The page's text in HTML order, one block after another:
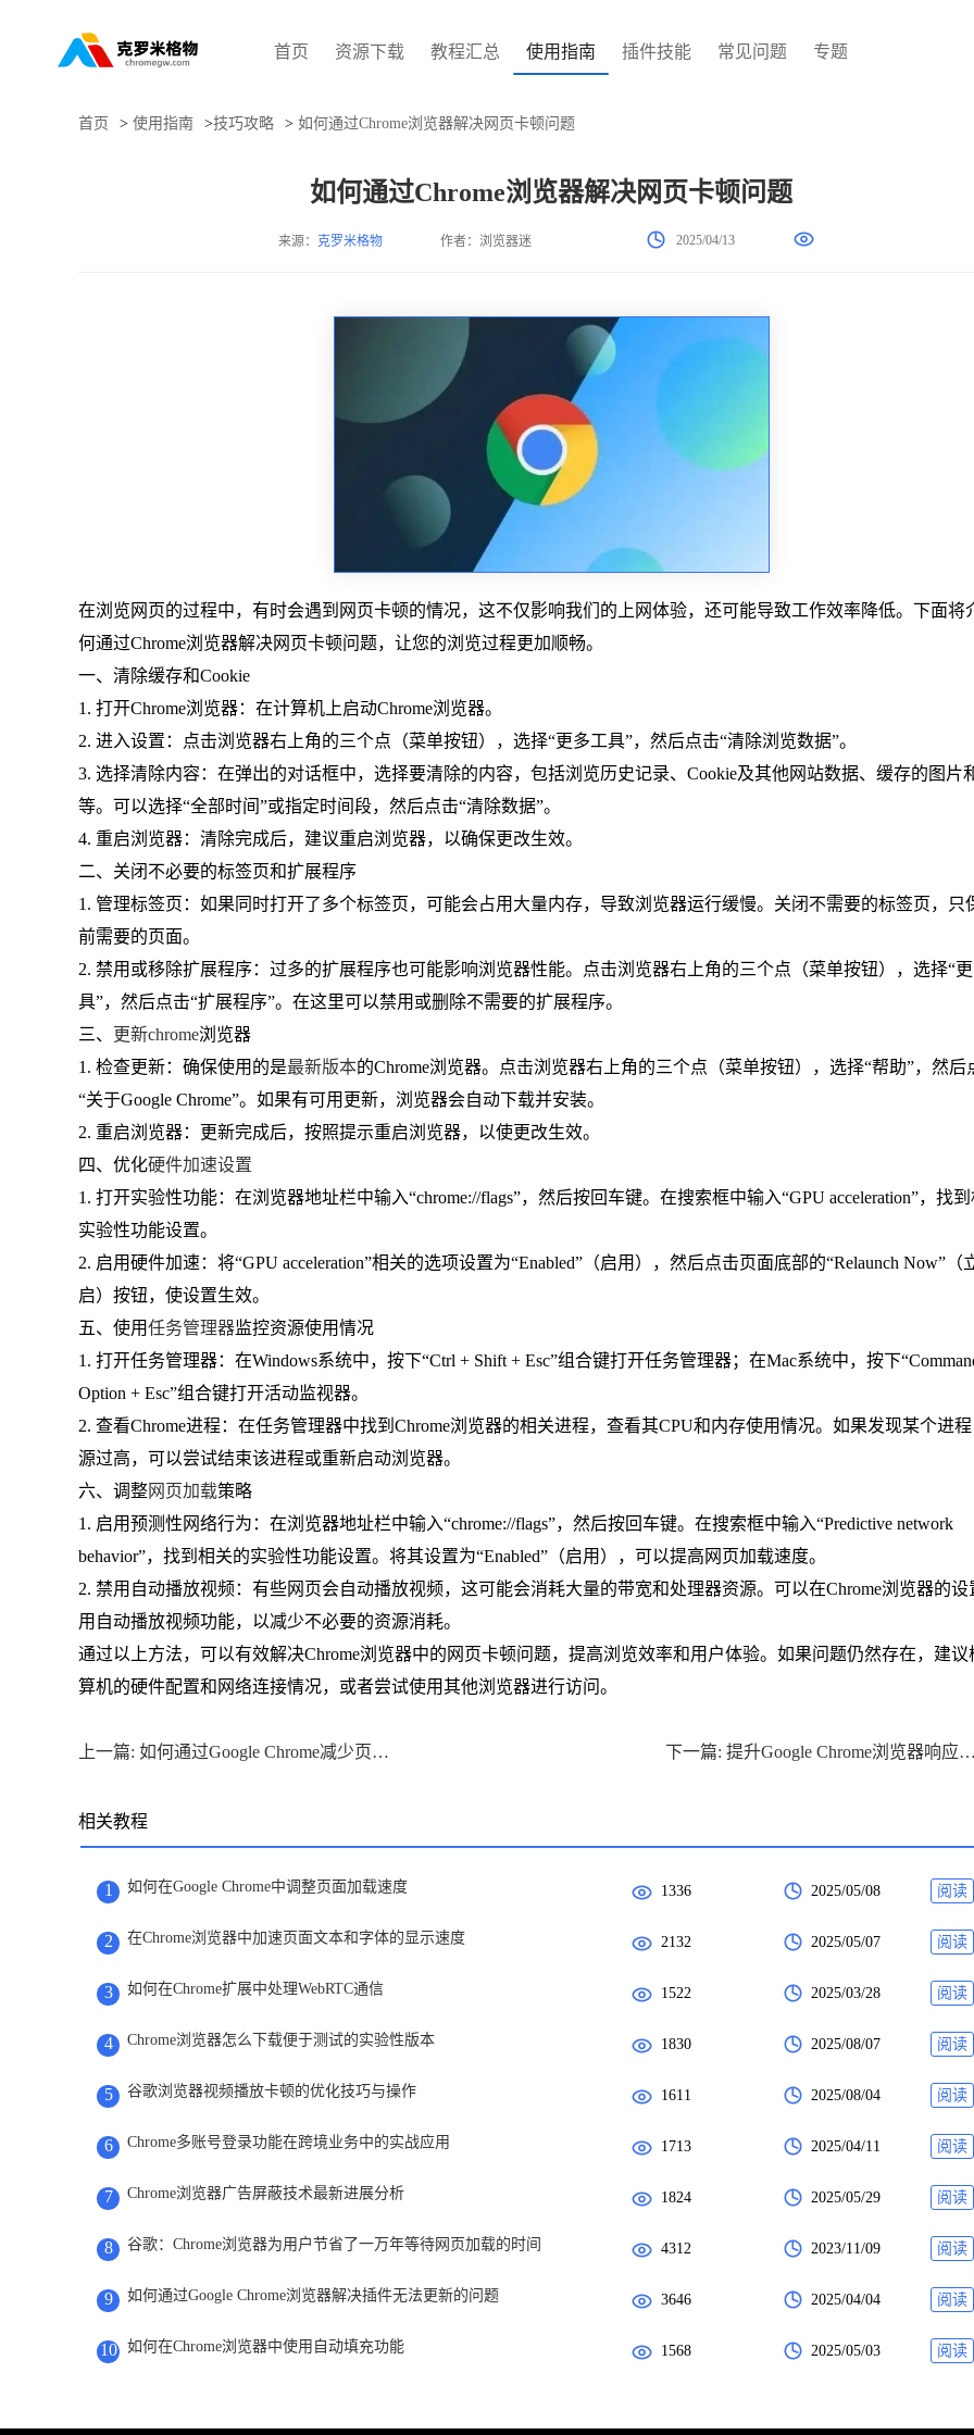
首页 资源下载 教程汇总 使用指南 插件技能 常见问题 专题
首页 > 使用指南 >技巧攻略 > 如何通过Chrome浏览器解决网页卡顿问题
如何通过Chrome浏览器解决网页卡顿问题
来源： 克罗米格物 作者：浏览器迷 2025/04/13
在浏览网页的过程中，有时会遇到网页卡顿的情况，这不仅影响我们的上网体验，还可能导致工作效率降低。下面将
何通过Chrome浏览器解决网页卡顿问题，让您的浏览过程更加顺畅。
一、清除缓存和Cookie
1. 打开Chrome浏览器：在计算机上启动Chrome浏览器。
2. 进入设置：点击浏览器右上角的三个点（菜单按钮），选择“更多工具”，然后点击“清除浏览数据”。
3. 选择清除内容：在弹出的对话框中，选择要清除的内容，包括浏览历史记录、Cookie及其他网站数据、缓存的图片
等。可以选择“全部时间”或指定时间段，然后点击“清除数据”。
4. 重启浏览器：清除完成后，建议重启浏览器，以确保更改生效。
二、关闭不必要的标签页和扩展程序
1. 管理标签页：如果同时打开了多个标签页，可能会占用大量内存，导致浏览器运行缓慢。关闭不需要的标签页，只
前需要的页面。
2. 禁用或移除扩展程序：过多的扩展程序也可能影响浏览器性能。点击浏览器右上角的三个点（菜单按钮），选择“
具”，然后点击“扩展程序”。在这里可以禁用或删除不需要的扩展程序。
三、
更新chrome浏览器
1. 检查更新：确保使用的是最新版本的Chrome浏览器。点击浏览器右上角的三个点（菜单按钮），选择“帮助”，然后
“关于Google Chrome”。如果有可用更新，浏览器会自动下载并安装。
2. 重启浏览器：更新完成后，按照提示重启浏览器，以使更改生效。
四、优化硬件加速设置
1. 打开实验性功能：在浏览器地址栏中输入“chrome://flags”，然后按回车键。在搜索框中输入“GPU acceleration”，找
实验性功能设置。
2. 启用硬件加速：将“GPU acceleration”相关的选项设置为“Enabled”（启用），然后点击页面底部的“Relaunch Now”（
启）按钮，使设置生效。
五、使用任务管理器监控资源使用情况
1. 打开任务管理器：在Windows系统中，按下“Ctrl + Shift + Esc”组合键打开任务管理器；在Mac系统中，按下
Option + Esc”组合键打开活动监视器。
2. 查看Chrome进程：在任务管理器中找到Chrome浏览器的相关进程，查看其CPU和内存使用情况。如果发现某个进
源过高，可以尝试结束该进程或重新启动浏览器。
六、调整网页加载策略
1. 启用预测性网络行为：在浏览器地址栏中输入“chrome://flags”，然后按回车键。在搜索框中输入“Predictive network
behavior”，找到相关的实验性功能设置。将其设置为“Enabled”（启用），可以提高网页加载速度。
2. 禁用自动播放视频：有些网页会自动播放视频，这可能会消耗大量的带宽和处理器资源。可以在Chrome浏览器的设
用自动播放视频功能，以减少不必要的资源消耗。
通过以上方法，可以有效解决Chrome浏览器中的网页卡顿问题，提高浏览效率和用户体验。如果问题仍然存在，建议
算机的硬件配置和网络连接情况，或者尝试使用其他浏览器进行访问。
上一篇: 如何通过Google Chrome减少页面中不必要的资源请求 下一篇: 提升Google Chrome浏览器响应速度的有效方法
相关教程
1 如何在Google Chrome中调整页面加载速度 1336 2025/05/08 阅读
2 在Chrome浏览器中加速页面文本和字体的显示速度 2132 2025/05/07 阅读
3 如何在Chrome扩展中处理WebRTC通信 1522 2025/03/28 阅读
4 Chrome浏览器怎么下载便于测试的实验性版本 1830 2025/08/07 阅读
5 谷歌浏览器视频播放卡顿的优化技巧与操作 1611 2025/08/04 阅读
6 Chrome多账号登录功能在跨境业务中的实战应用 1713 2025/04/11 阅读
7 Chrome浏览器广告屏蔽技术最新进展分析 1824 2025/05/29 阅读
8 谷歌：Chrome浏览器为用户节省了一万年等待网页加载的时间 4312 2023/11/09 阅读
9 如何通过Google Chrome浏览器解决插件无法更新的问题 3646 2025/04/04 阅读
10 如何在Chrome浏览器中使用自动填充功能 1568 2025/05/03 阅读